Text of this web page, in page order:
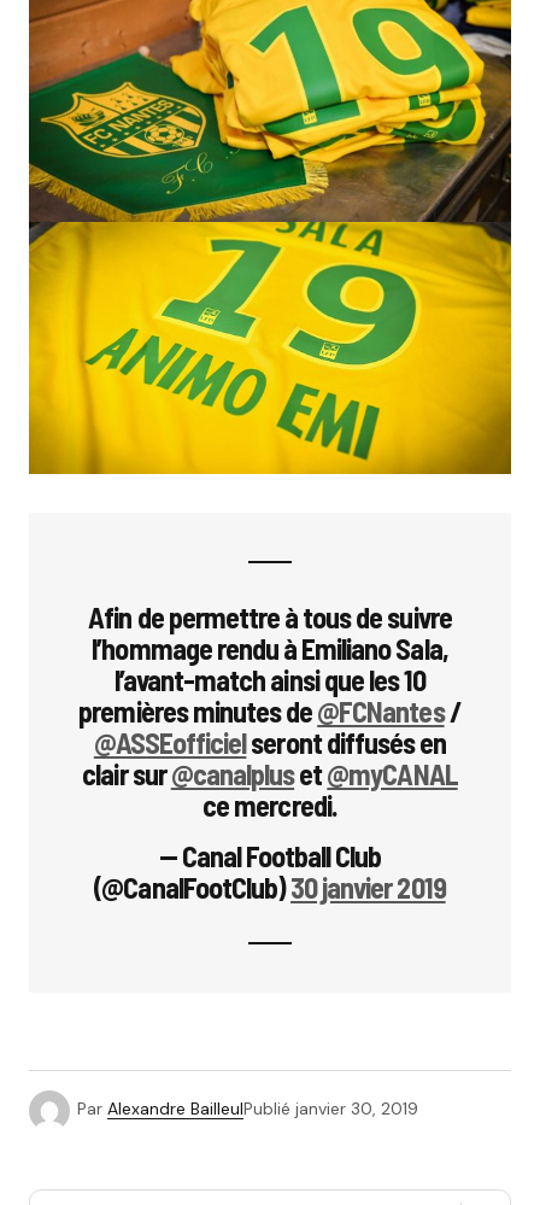
Afin de permettre à tous de suivre
l’hommage rendu à Emiliano Sala,
l’avant-match ainsi que les 10
premières minutes de@FCNantes/
@ASSEofficielseront diffusés en
clair sur@canalpluset@myCANAL
ce mercredi.
— Canal Football Club
(@CanalFootClub)30 janvier 2019
Par Alexandre BailleulPublié janvier 30, 2019